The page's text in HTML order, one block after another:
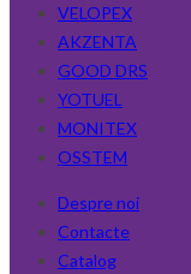
VELOPEX
AKZENTA
GOOD DRS
YOTUEL
MONITEX
OSSTEM
Despre noi
Contacte
Catalog